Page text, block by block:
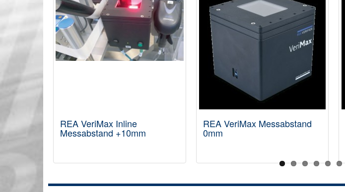
REA VeriMax Inline
Messabstand +10mm
REA VeriMax Messabstand
0mm